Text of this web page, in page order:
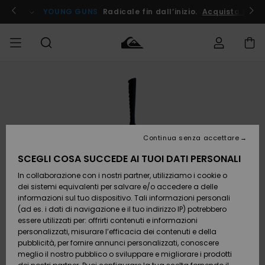
informazioni
prodotto
! YOUNG GUNS Radicale fin dall’inizio. Acquista Ora
Abbigliamento
Accessori
Calzature
e
infradito
Surf /
Acqua
Abbigliamento
Accessori
Calzature
e
infradito
Surf /
Acqua
Nuovi
Da
Scoprire
Snow
SURF
Surf Shop
Highlights
Comunità
SNOW
Shop
Snow
Shop
Donna
OUTLET
Outlet
Donna
Accedi al tuo
Pagamento
Buono regalo
Quiksilver
Freedom
SCEGLI COSA SUCCEDE AI TUOI DATI PERSONALI
In collaborazione con i nostri partner, utilizziamo i cookie o
dei sistemi equivalenti per salvare e/o accedere a delle
informazioni sul tuo dispositivo. Tali informazioni personali
(ad es. i dati di navigazione e il tuo indirizzo IP) potrebbero
essere utilizzati per: offrirti contenuti e informazioni
personalizzati, misurare l’efficacia dei contenuti e della
pubblicità, per fornire annunci personalizzati, conoscere
meglio il nostro pubblico o sviluppare e migliorare i prodotti
Continua senza accettare